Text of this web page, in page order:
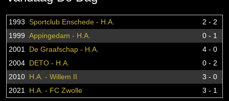
1993 Sportclub Enschede - H.A.
2 - 2
1999 Appingedam - H.A.
0 - 1
2001 De Graafschap - H.A.
4 - 0
2004 DETO - H.A.
0 - 2
2010 H.A. - Willem II
3 - 0
2021 H.A. - FC Zwolle 3 - 1